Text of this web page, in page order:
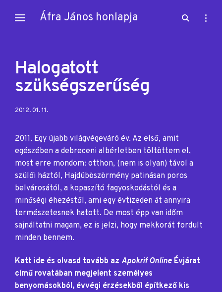
Áfra János honlapja
open
open
Halogatott
szükségszerűség
Posted
2012. 01. 11.
2011. Egy újabb világvégeváró év. Az első, amit
egészében a debreceni albérletben töltöttem el,
most erre mondom: otthon, (nem is olyan) távol a
szülői háztól, Hajdúböszörmény patinásan poros
belvárosától, a kopaszító fagyoskodástól és a
minőségi éhezéstől, ami egy évtizeden át annyira
természetesnek hatott. De most épp van időm
sajnáltatni magam, ez is jelzi, hogy mekkorát fordult
minden bennem.
Katt ide és olvasd tovább az Apokrif Online Évjárat
című rovatában megjelent személyes
benyomásokból, évvégi érzésekből építkező kis